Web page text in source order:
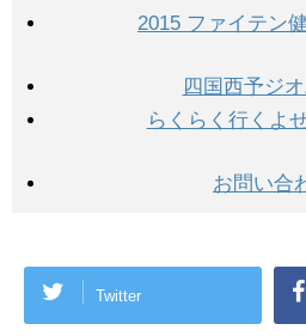
2015 ファイテン
四国西予ジ
らくらく行くよ
お問い合
Twitter